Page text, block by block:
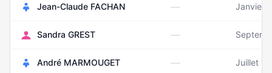
Jean-Claude FACHAN — Janvier
Sandra GREST —
André MARMOUGET — Juillet